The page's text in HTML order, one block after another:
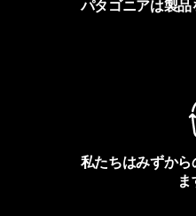
パタゴニアは製品
私たちはみずか
ま